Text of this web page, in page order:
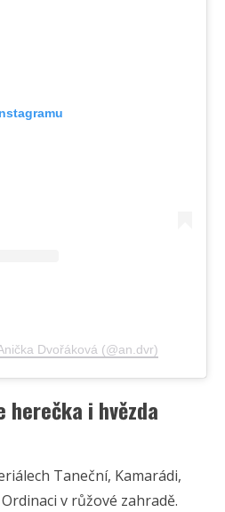
Dvořáková (@an.dvr)
herečka i hvězda
Taneční, Kamarádi,
v růžové zahradě.